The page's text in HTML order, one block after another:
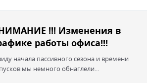
!!! Изменения в
работы офиса!!!
начала пассивного сезона и времени
мы немного обнаглели...